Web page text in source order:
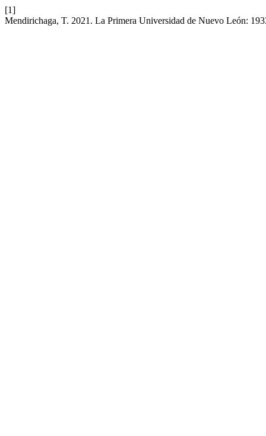
[1]
Mendirichaga, T. 2021. La Primera Universidad de Nuevo León: